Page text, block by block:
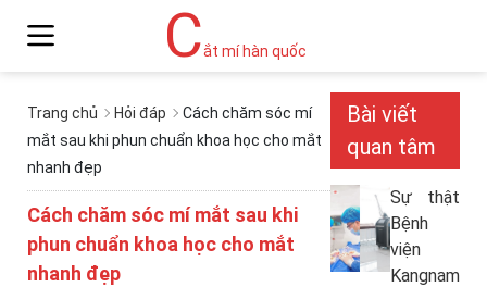
Cắt mí hàn quốc
Trang chủ Hỏi đáp
Cách chăm sóc mí
mắt sau khi phun chuẩn khoa học cho mắt
nhanh đẹp
Cách chăm sóc mí mắt sau khi
phun chuẩn khoa học cho mắt
nhanh đẹp
Bài viết
quan tâm
Sự thật
Bệnh
viện
Kangnam